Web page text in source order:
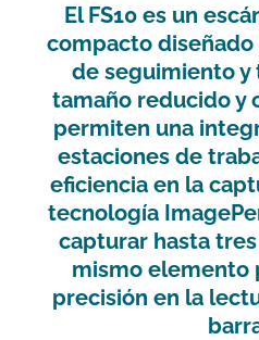
ElFS10es un
compacto
de seguimiento y
tamaño reducido y
permiten una
estaciones de
eficiencia en la
tecnología
capturar hasta
mismo elemento
precisión en la